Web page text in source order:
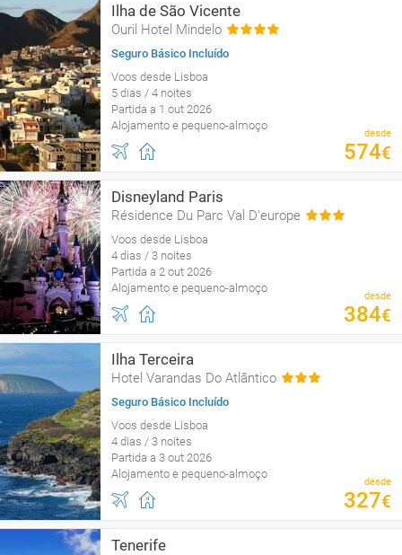
Ilha de São Vicente
Ouril Hotel Mindelo
Seguro Básico Incluído
Voos desde Lisboa
5 dias / 4 noites
Partida a 1 out 2026
Alojamento e pequeno-almoço
desde
574€
Disneyland Paris
Résidence Du Parc Val D'europe
Voos desde Lisboa
4 dias / 3 noites
Partida a 2 out 2026
Alojamento e pequeno-almoço
desde
384€
Ilha Terceira
Hotel Varandas Do Atlântico
Seguro Básico Incluído
Voos desde Lisboa
4 dias / 3 noites
Partida a 3 out 2026
Alojamento e pequeno-almoço
desde
327€
Tenerife